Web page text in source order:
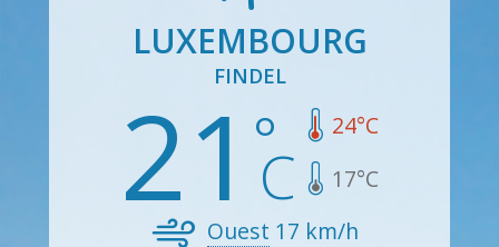
LUXEMBOURG
FINDEL
21 24°C
17°C
Ouest 17 km/h